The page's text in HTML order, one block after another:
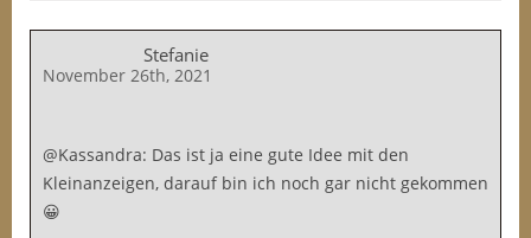
Stefanie
November 26th, 2021
@Kassandra: Das ist ja eine gute Idee mit den
Kleinanzeigen, darauf bin ich noch gar nicht gekommen
😀